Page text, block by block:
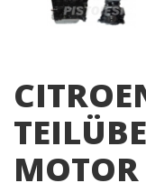
MOTOR